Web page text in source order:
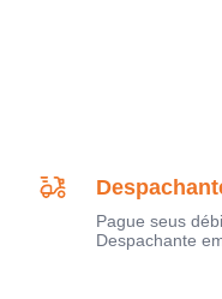
Pague seus
Despachante